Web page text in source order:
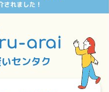
センタク